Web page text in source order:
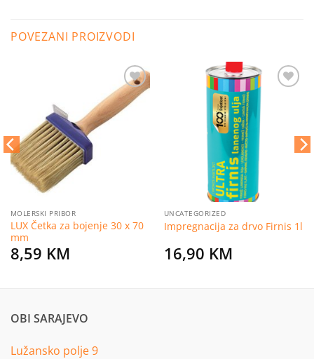
POVEZANI PROIZVODI
Dodaj
na
MOLERSKI PRIBOR
LUX Četka za bojenje 30 x 70
mm
8,59 KM
UNCATEGORIZED
Impregnacija za drvo Firnis 1l
16,90 KM
OBI SARAJEVO
Lužansko polje 9